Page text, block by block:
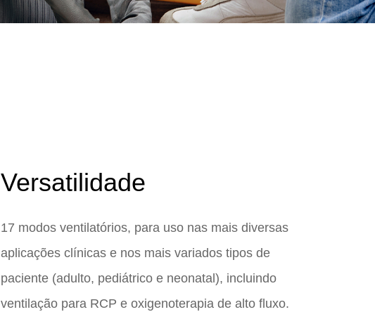
Versatilidade
17 modos ventilatórios, para uso nas mais diversas
aplicações clínicas e nos mais variados tipos de
paciente (adulto, pediátrico e neonatal), incluindo
ventilação para RCP e oxigenoterapia de alto fluxo.